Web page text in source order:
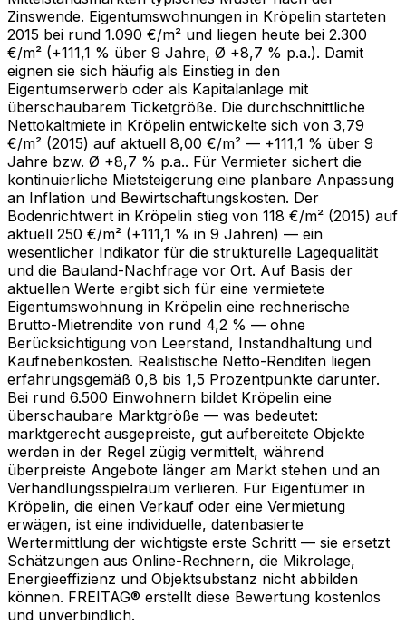
Zinswende. Eigentumswohnungen in Kröpelin starteten
2015 bei rund 1.090 €/m² und liegen heute bei 2.300
€/m² (+111,1 % über 9 Jahre, Ø +8,7 % p.a.). Damit
eignen sie sich häufig als Einstieg in den
Eigentumserwerb oder als Kapitalanlage mit
überschaubarem Ticketgröße. Die durchschnittliche
Nettokaltmiete in Kröpelin entwickelte sich von 3,79
€/m² (2015) auf aktuell 8,00 €/m² — +111,1 % über 9
Jahre bzw. Ø +8,7 % p.a.. Für Vermieter sichert die
kontinuierliche Mietsteigerung eine planbare Anpassung
an Inflation und Bewirtschaftungskosten. Der
Bodenrichtwert in Kröpelin stieg von 118 €/m² (2015) auf
aktuell 250 €/m² (+111,1 % in 9 Jahren) — ein
wesentlicher Indikator für die strukturelle Lagequalität
und die Bauland-Nachfrage vor Ort. Auf Basis der
aktuellen Werte ergibt sich für eine vermietete
Eigentumswohnung in Kröpelin eine rechnerische
Brutto-Mietrendite von rund 4,2 % — ohne
Berücksichtigung von Leerstand, Instandhaltung und
Kaufnebenkosten. Realistische Netto-Renditen liegen
erfahrungsgemäß 0,8 bis 1,5 Prozentpunkte darunter.
Bei rund 6.500 Einwohnern bildet Kröpelin eine
überschaubare Marktgröße — was bedeutet:
marktgerecht ausgepreiste, gut aufbereitete Objekte
werden in der Regel zügig vermittelt, während
überpreiste Angebote länger am Markt stehen und an
Verhandlungsspielraum verlieren. Für Eigentümer in
Kröpelin, die einen Verkauf oder eine Vermietung
erwägen, ist eine individuelle, datenbasierte
Wertermittlung der wichtigste erste Schritt — sie ersetzt
Schätzungen aus Online-Rechnern, die Mikrolage,
Energieeffizienz und Objektsubstanz nicht abbilden
können. FREITAG® erstellt diese Bewertung kostenlos
und unverbindlich.